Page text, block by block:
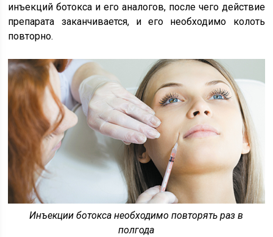
инъекций ботокса и его аналогов, после чего действие
препарата заканчивается, и его необходимо колоть
повторно.
Инъекции ботокса необходимо повторять раз в
полгода